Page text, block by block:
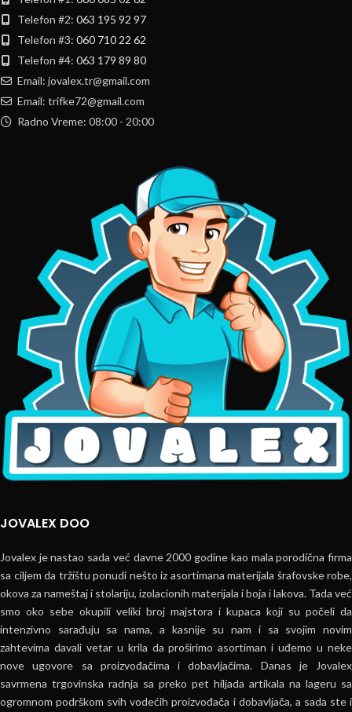
Telefon #2: 063 195 92 97
Telefon #3: 060 710 22 62
Telefon #4: 063 179 89 80
Email: jovalex.tr@gmail.com
Email: trifke72@gmail.com
Radno Vreme: 08:00 - 20:00
JOVALEX DOO
Jovalex je nastao sada već davne 2000 godine kao mala porodična firma
sa ciljem da tržištu ponudi nešto iz asortimana materijala šrafovske robe,
okova za nameštaj i stolariju, izolacionih materijala i boja i lakova. Tada već
smo oko sebe okupili veliki broj majstora i kupaca koji su počeli da
intenzivno sarađuju sa nama, a kasnije su nam i sa svojim novim
zahtevima davali vetar u krila da proširimo asortiman i uđemo u neke
nove ugovore sa proizvođačima i dobavljačima. Danas je Jovalex
savrmena trgovinska radnja sa preko pet hiljada artikala na lageru sa
ogromnom podrškom svih vodećih proizvođača i dobavljača, a sada ste i